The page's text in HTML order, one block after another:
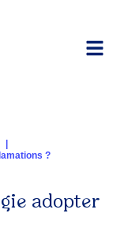
?
adopter